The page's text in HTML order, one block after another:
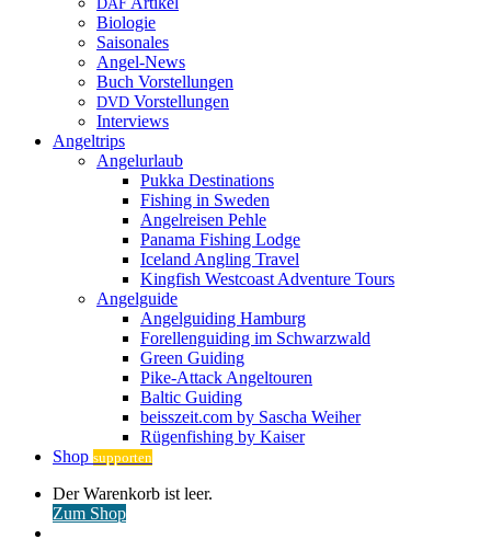
Biologie
Saisonales
Angel-News
Buch Vorstellungen
DVD Vorstellungen
Interviews
Angeltrips
Angelurlaub
Pukka Destinations
Fishing in Sweden
Angelreisen Pehle
Panama Fishing Lodge
Iceland Angling Travel
Kingfish Westcoast Adventure Tours
Angelguide
Angelguiding Hamburg
Forellenguiding im Schwarzwald
Green Guiding
Pike-Attack Angeltouren
Baltic Guiding
beisszeit.com by Sascha Weiher
Rügenfishing by Kaiser
Shop supporten
Warenkorb
ansehen
Der Warenkorb ist leer.
Zum Shop